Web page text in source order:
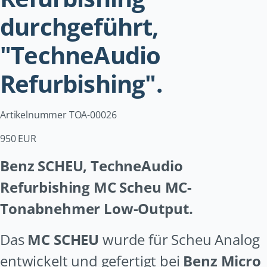
durchgeführt,
"TechneAudio
Refurbishing".
Artikelnummer TOA-00026
950 EUR
Benz SCHEU, TechneAudio
Refurbishing MC Scheu MC-
Tonabnehmer Low-Output.
Das MC SCHEU wurde für Scheu Analog
entwickelt und gefertigt bei Benz Micro